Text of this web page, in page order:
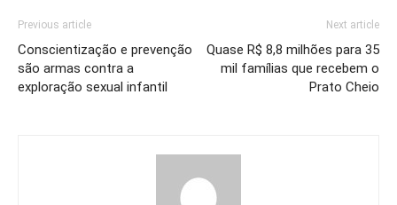
Previous article
Conscientização e prevenção
são armas contra a
exploração sexual infantil
Next article
Quase R$ 8,8 milhões para 35
mil famílias que recebem o
Prato Cheio